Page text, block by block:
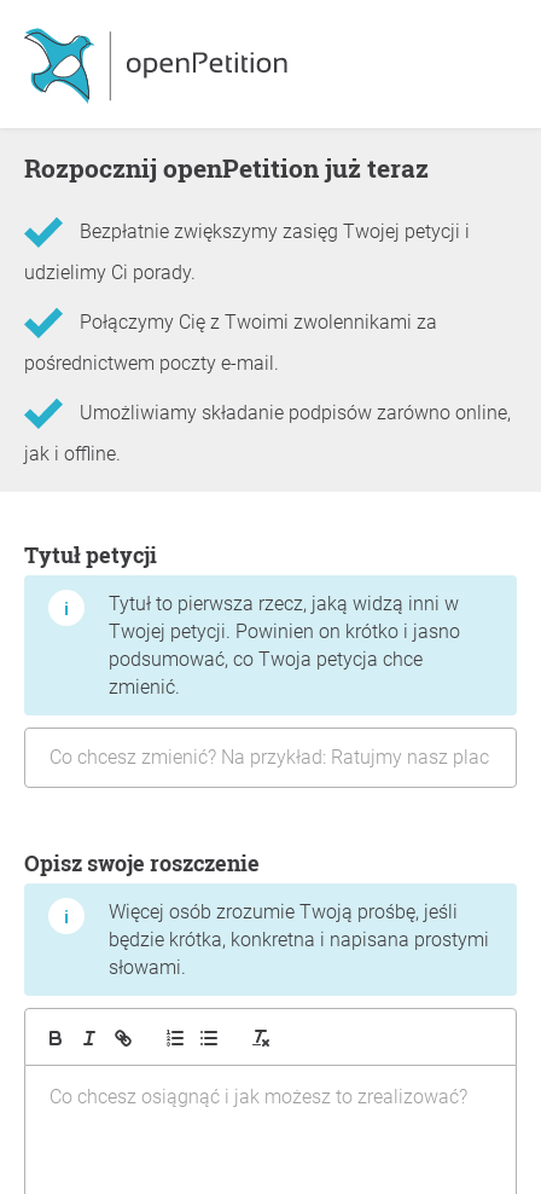
Rozpocznij openPetition już teraz
Bezpłatnie zwiększymy zasięg Twojej petycji i
udzielimy Ci porady.
Połączymy Cię z Twoimi zwolennikami za
pośrednictwem poczty e-mail.
Umożliwiamy składanie podpisów zarówno online,
jak i offline.
Tytuł petycji
Tytuł to pierwsza rzecz, jaką widzą inni w
Twojej petycji. Powinien on krótko i jasno
podsumować, co Twoja petycja chce
zmienić.
Opisz swoje roszczenie
Więcej osób zrozumie Twoją prośbę, jeśli
będzie krótka, konkretna i napisana prostymi
słowami.